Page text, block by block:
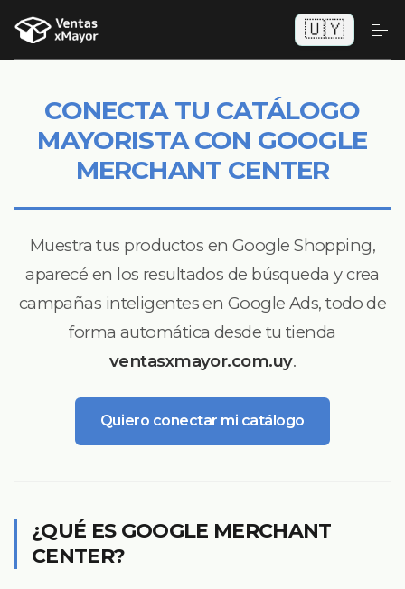
🇺🇾
CONECTA TU CATÁLOGO
MAYORISTA CON GOOGLE
MERCHANT CENTER
Muestra tus productos en Google Shopping,
aparecé en los resultados de búsqueda y crea
campañas inteligentes en Google Ads, todo de
forma automática desde tu tienda
ventasxmayor.com.uy.
Quiero conectar mi catálogo
¿QUÉ ES GOOGLE MERCHANT
CENTER?